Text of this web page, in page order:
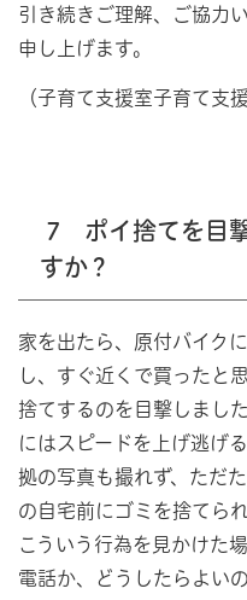
引き続きご理解、ご協力
申し上げます。
（子育て支援室子育て支
7 ポイ捨てを目
すか？
家を出たら、原付バイク
し、すぐ近くで買ったと
捨てするのを目撃しまし
にはスピードを上げ逃げ
拠の写真も撮れず、ただ
の自宅前にゴミを捨てら
こういう行為を見かけた
電話か、どうしたらよい